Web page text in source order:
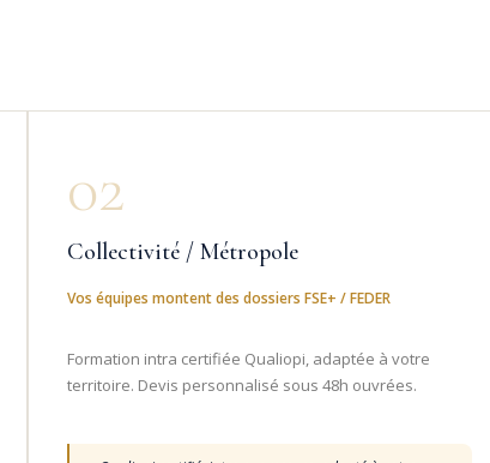
02
Collectivité / Métropole
Vos équipes montent des dossiers FSE+ / FEDER
Formation intra certifiée Qualiopi, adaptée à votre
territoire. Devis personnalisé sous 48h ouvrées.